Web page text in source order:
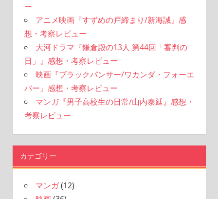
ー
アニメ映画『すずめの戸締まり/新海誠』感
想・考察レビュー
大河ドラマ『鎌倉殿の13人 第44回「審判の
日」』感想・考察レビュー
映画『ブラックパンサー/ワカンダ・フォーエ
バー』感想・考察レビュー
マンガ『男子高校生の日常/山内泰延』感想・
考察レビュー
カテゴリー
マンガ(12)